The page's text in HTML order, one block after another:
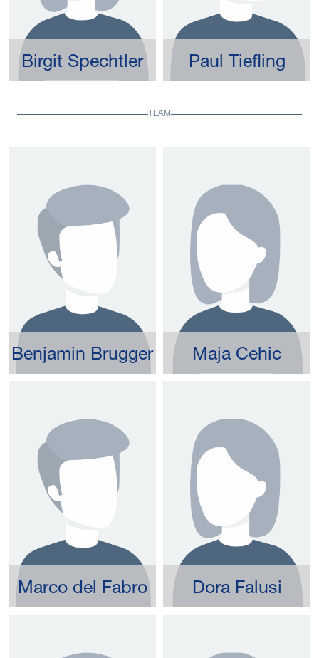
Birgit Spechtler Paul Tiefling
TEAM
Benjamin Brugger Maja Cehic
Marco del Fabro Dora Falusi